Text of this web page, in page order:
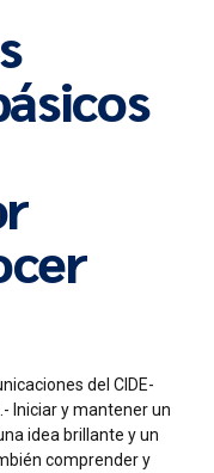
del CIDE-
Iniciar y mantener un
idea brillante y un
comprender y